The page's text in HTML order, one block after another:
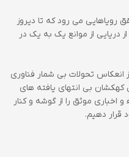
رویاهایی می رود که تا دیروز
دریایی از موانع یک به یک در
تحولات بی شمار فناوری
کهکشان بی انتهای یافته های
اخباری موثق را از گوشه و کنار
قرار دهیم.